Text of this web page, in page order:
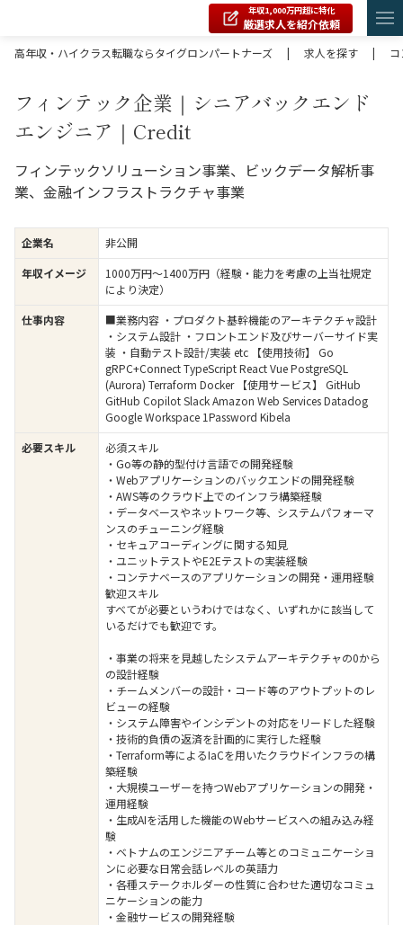
年収1,000万円超に特化
厳選求人を紹介依頼
高年収・ハイクラス転職ならタイグロンパートナーズ
| 求人を探す |
フィンテック企業｜シニアバックエンド
エンジニア｜Credit
フィンテックソリューション事業、ビックデータ解析事
業、金融インフラストラクチャ事業
企業名
非公開
年収イメージ
1000万円〜1400万円（経験・能力を考慮の上当社規定
により決定）
仕事内容
■業務内容 ・プロダクト基幹機能のアーキテクチャ設計
・システム設計 ・フロントエンド及びサーバーサイド実
装 ・自動テスト設計/実装 etc 【使用技術】 Go
gRPC+Connect TypeScript React Vue PostgreSQL
(Aurora) Terraform Docker 【使用サービス】 GitHub
GitHub Copilot Slack Amazon Web Services Datadog
Google Workspace 1Password Kibela
必要スキル
必須スキル
・Go等の静的型付け言語での開発経験
・Webアプリケーションのバックエンドの開発経験
・AWS等のクラウド上でのインフラ構築経験
・データベースやネットワーク等、システムパフォーマ
ンスのチューニング経験
・セキュアコーディングに関する知見
・ユニットテストやE2Eテストの実装経験
・コンテナベースのアプリケーションの開発・運用経験
歓迎スキル
すべてが必要というわけではなく、いずれかに該当して
いるだけでも歓迎です。
・事業の将来を見越したシステムアーキテクチャの0から
の設計経験
・チームメンバーの設計・コード等のアウトプットのレ
ビューの経験
・システム障害やインシデントの対応をリードした経験
・技術的負債の返済を計画的に実行した経験
・Terraform等によるIaCを用いたクラウドインフラの構
築経験
・大規模ユーザーを持つWebアプリケーションの開発・
運用経験
・生成AIを活用した機能のWebサービスへの組み込み経
験
・ベトナムのエンジニアチーム等とのコミュニケーショ
ンに必要な日常会話レベルの英語力
・各種ステークホルダーの性質に合わせた適切なコミュ
ニケーションの能力
・金融サービスの開発経験